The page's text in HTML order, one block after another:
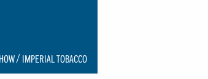
IMPERIAL TOBACCO